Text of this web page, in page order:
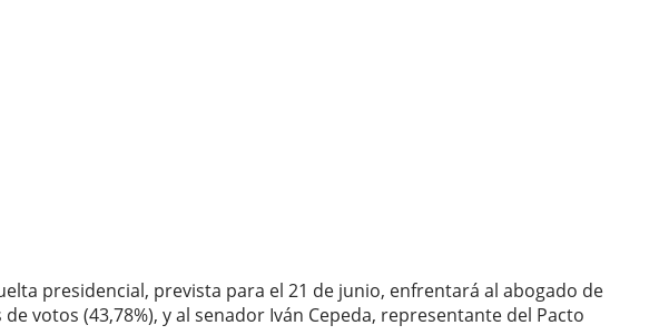
presidencial, prevista para el 21 de junio, enfrentará al abogado de
votos (43,78%), y al senador Iván Cepeda, representante del Pacto